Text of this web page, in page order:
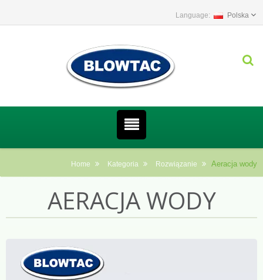
Polska
Home Kategoria Rozwiązanie Aeracja wody
AERACJA WODY